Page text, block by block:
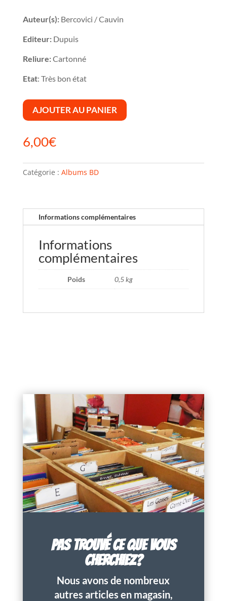
Auteur(s):Bercovici / Cauvin
Editeur:Dupuis
Reliure:Cartonné
Etat: Très bon état
AJOUTER AU PANIER
6,00€
Catégorie : Albums BD
Informations complémentaires
Informations
complémentaires
Poids 0,5 kg
PAS TROUVÉ CE QUE VOUS
CHERCHIEZ?
Nous avons de nombreux
autres articles en magasin,